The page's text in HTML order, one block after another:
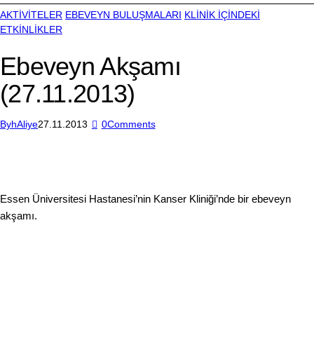
AKTİVİTELER EBEVEYN BULUŞMALARI KLİNİK İÇİNDEKİ
ETKİNLİKLER
Ebeveyn Akşamı
(27.11.2013)
ByhAliye27.11.2013 0Comments
Essen Üniversitesi Hastanesi’nin Kanser Kliniği’nde bir ebeveyn
akşamı.